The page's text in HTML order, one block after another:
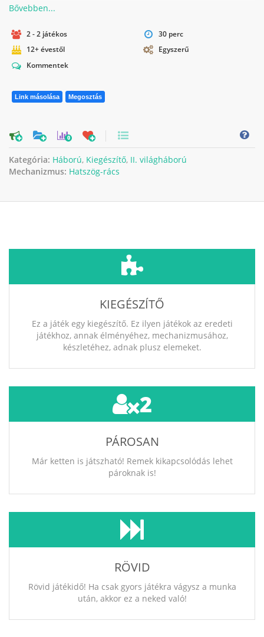
2 - 2 játékos
30 perc
12+ évestől
Egyszerű
Kommentek
Link másolása Megosztás
0
Kategória: Háború, Kiegészítő, II. világháború
Mechanizmus: Hatszög-rács
KIEGÉSZÍTŐ
Ez a játék egy kiegészítő. Ez ilyen játékok az eredeti
játékhoz, annak élményéhez, mechanizmusához,
készletéhez, adnak plusz elemeket.
2
PÁROSAN
Már ketten is játszható! Remek kikapcsolódás lehet
pároknak is!
RÖVID
Rövid játékidő! Ha csak gyors játékra vágysz a munka
után, akkor ez a neked való!